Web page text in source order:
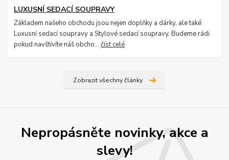
LUXUSNÍ SEDACÍ SOUPRAVY
Základem našeho obchodu jsou nejen doplňky a dárky, ale také
Luxusní sedací soupravy a Stylové sedací soupravy. Budeme rádi
pokud navštívíte náš obcho...číst celé
Zobrazit všechny články
Nepropásněte novinky, akce a
slevy!